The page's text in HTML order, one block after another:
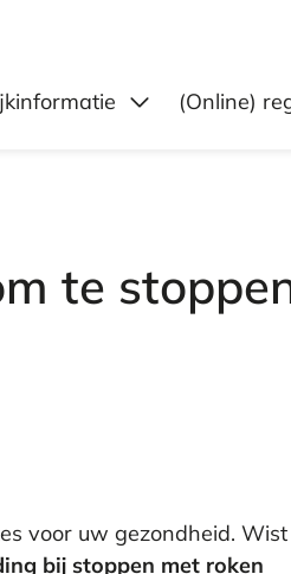
(Online)
te
voor uw gezondheid. Wist
bij stoppen met roken